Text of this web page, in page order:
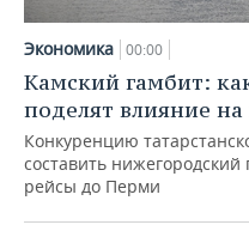
Экономика 00:00
Камский гамбит:
поделят влияние
Конкуренцию
составить
рейсы до Перми